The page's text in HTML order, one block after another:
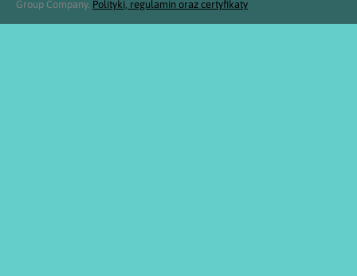
Group Company. Polityki, regulamin oraz certyfikaty